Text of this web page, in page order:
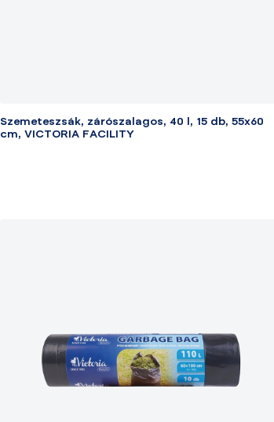
Szemeteszsák, zárószalagos, 40 l, 15 db, 55x60
cm, VICTORIA FACILITY